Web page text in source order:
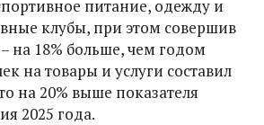
питание, одежду и
клубы, при этом совершив
на 18% больше, чем годом
на товары и услуги составил
на 20% выше показателя
2025 года.